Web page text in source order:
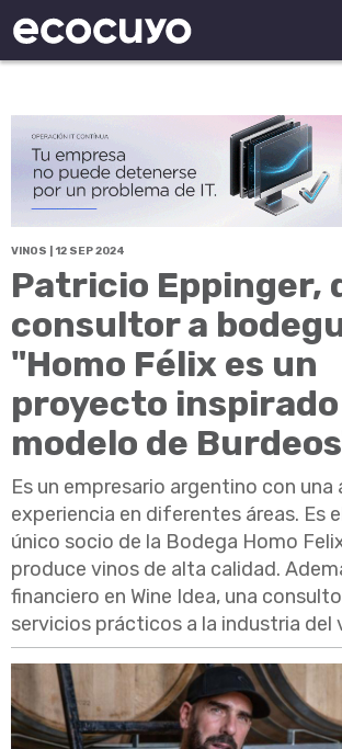
VINOS | 12 SEP 2024
Patricio Eppinger,
consultor a
"Homo Félix es un
proyecto inspirado
modelo de
Es un empresario argentino con una
experiencia en diferentes áreas. Es
único socio de la Bodega Homo
produce vinos de alta calidad.
financiero en Wine Idea, una
servicios prácticos a la industria del